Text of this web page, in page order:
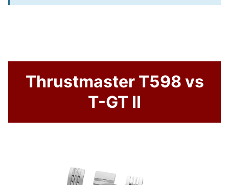
Thrustmaster T598 vs
T-GT II